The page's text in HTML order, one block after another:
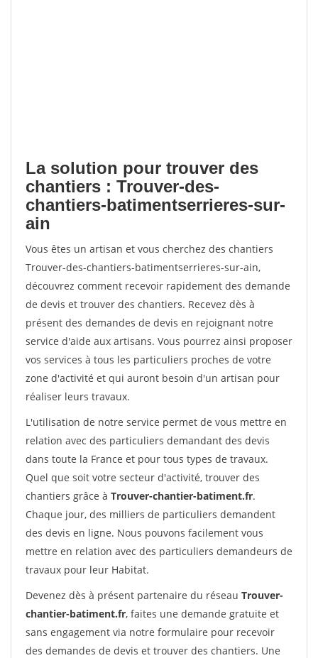
La solution pour trouver des
chantiers : Trouver-des-
chantiers-batimentserrieres-sur-
ain
Vous êtes un artisan et vous cherchez des chantiers
Trouver-des-chantiers-batimentserrieres-sur-ain,
découvrez comment recevoir rapidement des demande
de devis et trouver des chantiers. Recevez dès à
présent des demandes de devis en rejoignant notre
service d'aide aux artisans. Vous pourrez ainsi proposer
vos services à tous les particuliers proches de votre
zone d'activité et qui auront besoin d'un artisan pour
réaliser leurs travaux.
L'utilisation de notre service permet de vous mettre en
relation avec des particuliers demandant des devis
dans toute la France et pour tous types de travaux.
Quel que soit votre secteur d'activité, trouver des
chantiers grâce à Trouver-chantier-batiment.fr.
Chaque jour, des milliers de particuliers demandent
des devis en ligne. Nous pouvons facilement vous
mettre en relation avec des particuliers demandeurs de
travaux pour leur Habitat.
Devenez dès à présent partenaire du réseau Trouver-
chantier-batiment.fr, faites une demande gratuite et
sans engagement via notre formulaire pour recevoir
des demandes de devis et trouver des chantiers. Une